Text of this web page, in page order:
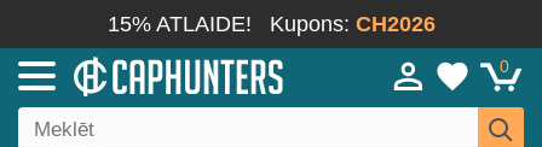
15% ATLAIDE! Kupons: CH2026
0